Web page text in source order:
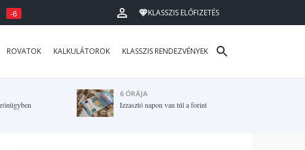
-6 KLASSZIS ELŐFIZETÉS
ROVATOK KALKULÁTOROK KLASSZIS RENDEZVÉNYEK
6 ÓRÁJA
Izzasztó napon van túl a forint